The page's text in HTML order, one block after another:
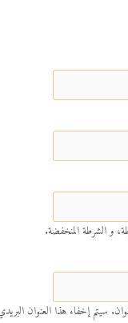
و الشرطة المنخفضة.
سيتم إخفاء هذا العنوان